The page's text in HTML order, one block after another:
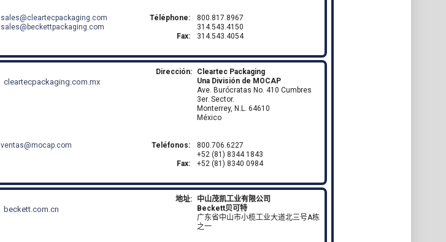
sales
cleartecpackaging.com
sales
beckettpackaging.com
Téléphone:
Fax:
800.817.8967
314.543.4150
314.543.4054
cleartecpackaging.com.mx
Dirección:
Cleartec Packaging
Una División de MOCAP
Ave. Burócratas No. 410 Cumbres
3er. Sector.
Monterrey, N.L. 64610
México
ventas mocap.com Teléfonos:
Fax:
800.706.6227
+52 (81) 8344 1843
+52 (81) 8340 0984
beckett.com.cn
地址:
中山茂凯工业有限公司
Beckett贝可特
广东省中山市小榄工业大道北三号A栋
之一